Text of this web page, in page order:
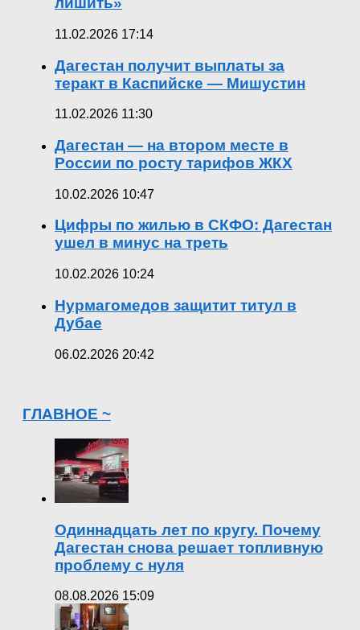
11.02.2026 17:14
Дагестан получит выплаты за
теракт в Каспийске — Мишустин
11.02.2026 11:30
Дагестан — на втором месте в
России по росту тарифов ЖКХ
10.02.2026 10:47
Цифры по жилью в СКФО: Дагестан
ушел в минус на треть
10.02.2026 10:24
Нурмагомедов защитит титул в
Дубае
06.02.2026 20:42
ГЛАВНОЕ ~
Одиннадцать лет по кругу. Почему
Дагестан снова решает топливную
проблему с нуля
08.08.2026 15:09